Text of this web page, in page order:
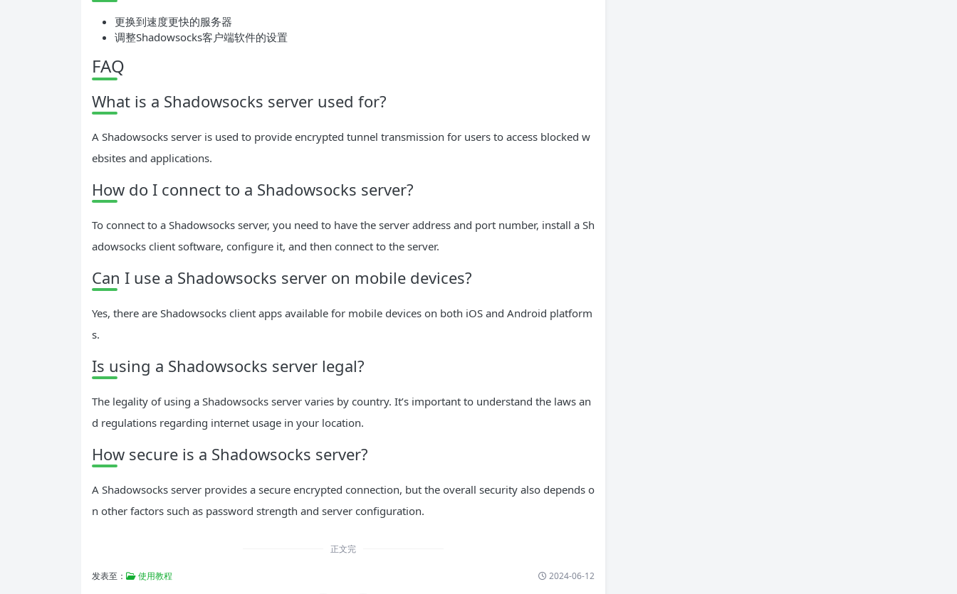
更换到速度更快的服务器
调整Shadowsocks客户端软件的设置
FAQ
What is a Shadowsocks server used for?
A Shadowsocks server is used to provide encrypted tunnel transmission for users to access blocked w
ebsites and applications.
How do I connect to a Shadowsocks server?
To connect to a Shadowsocks server, you need to have the server address and port number, install a Sh
adowsocks client software, configure it, and then connect to the server.
Can I use a Shadowsocks server on mobile devices?
Yes, there are Shadowsocks client apps available for mobile devices on both iOS and Android platform
s.
Is using a Shadowsocks server legal?
The legality of using a Shadowsocks server varies by country. It’s important to understand the laws an
d regulations regarding internet usage in your location.
How secure is a Shadowsocks server?
A Shadowsocks server provides a secure encrypted connection, but the overall security also depends o
n other factors such as password strength and server configuration.
正文完
发表至： 使用教程 2024-06-12